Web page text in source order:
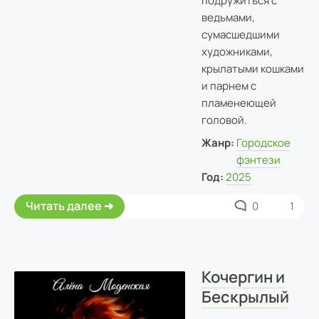
ведьмами,
сумасшедшими
художниками,
крылатыми кошками
и парнем с
пламенеющей
головой.
Жанр: Городское
фэнтези
Год: 2025
Читать далее 0 1
Кочергин и
Бескрылый